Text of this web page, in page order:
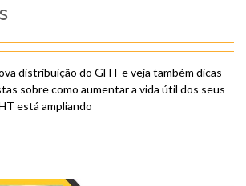
distribuição do GHT e veja também dicas
sobre como aumentar a vida útil dos seus
está ampliando